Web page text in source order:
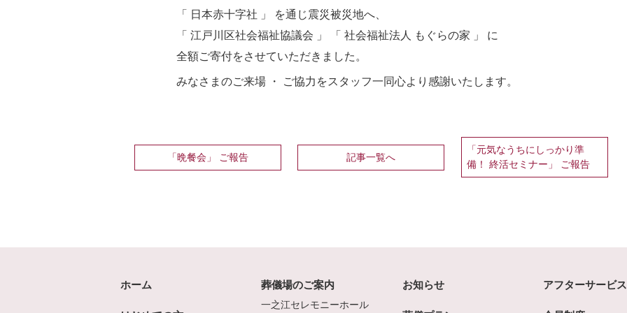
「 日本赤十字社 」 を通じ震災被災地へ、
「 江戸川区社会福祉協議会 」 「 社会福祉法人 もぐらの家 」 に
全額ご寄付をさせていただきました。
みなさまのご来場 ・ ご協力をスタッフ一同心より感謝いたします。
「晩餐会」 ご報告 記事一覧へ
「元気なうちにしっかり準
備！ 終活セミナー」 ご報告
ホーム 葬儀場のご案内
一之江セレモニーホール
お知らせ アフターサービス